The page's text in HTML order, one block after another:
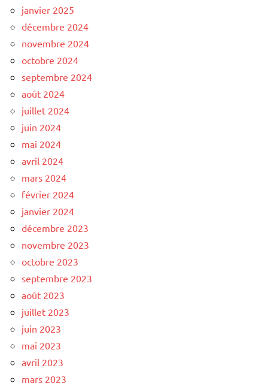
janvier 2025
décembre 2024
novembre 2024
octobre 2024
septembre 2024
août 2024
juillet 2024
juin 2024
mai 2024
avril 2024
mars 2024
février 2024
janvier 2024
décembre 2023
novembre 2023
octobre 2023
septembre 2023
août 2023
juillet 2023
juin 2023
mai 2023
avril 2023
mars 2023